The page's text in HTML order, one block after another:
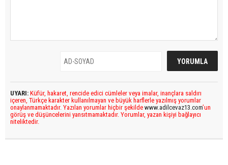
UYARI: Küfür, hakaret, rencide edici cümleler veya imalar, inançlara saldırı
içeren, Türkçe karakter kullanılmayan ve büyük harflerle yazılmış yorumlar
onaylanmamaktadır. Yazılan yorumlar hiçbir şekilde www.adilcevaz13.com’un
görüş ve düşüncelerini yansıtmamaktadır. Yorumlar, yazan kişiyi bağlayıcı
niteliktedir.